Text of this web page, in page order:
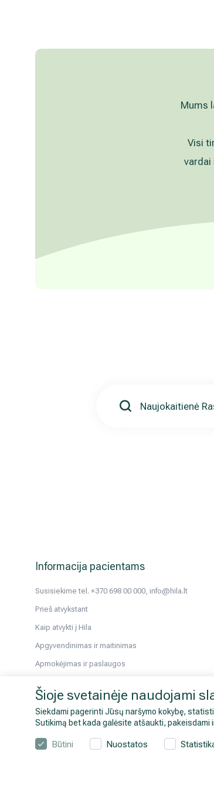
Šioje svetainėje naudojami
Siekdami pagerinti Jūsų naršymo kokybę,
Sutikimą bet kada galėsite atšaukti,
Būtini Nuostatos
Mums
Visi
vardai
Informacija pacientams
Susisiekime tel. +370 698 00 000, info@hila.lt
Prieš atvykstant
Kaip atvykti į Hila
Apgyvendinimas ir maitinimas
Apmokėjimas ir paslaugos
Atmintinės tyrimams ir kt.
Sveikatos patarimai
Galerija